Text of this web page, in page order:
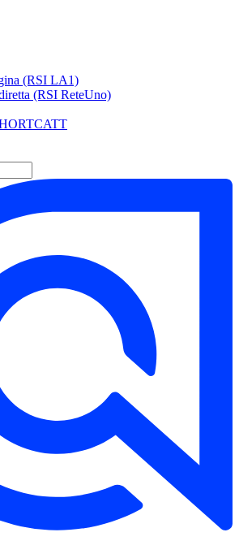
(RSI LA1)
(RSI ReteUno)